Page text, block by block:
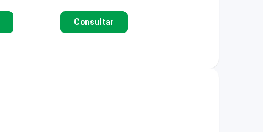
Consultar